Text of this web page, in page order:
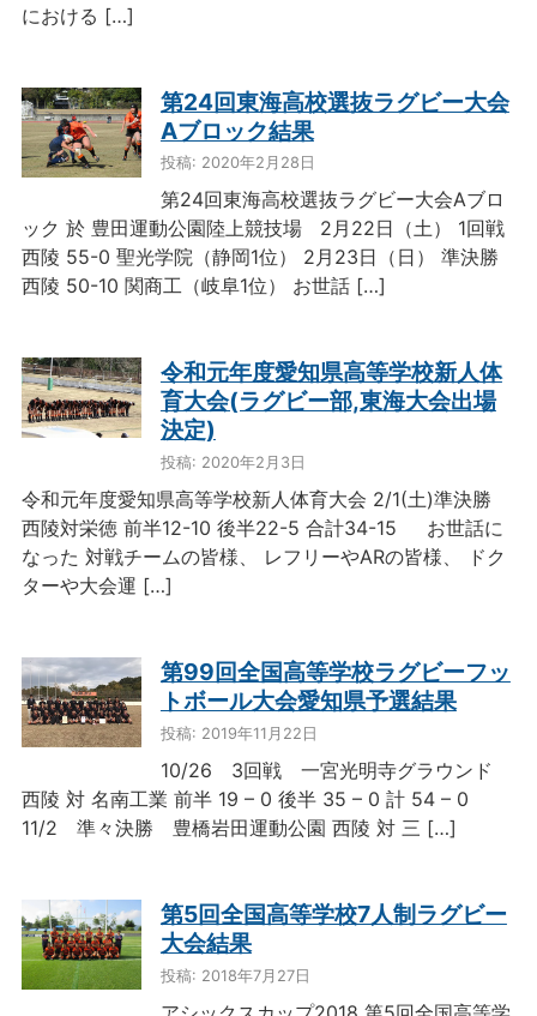
における […]
第24回東海高校選抜ラグビー大会
Aブロック結果
投稿: 2020年2月28日
第24回東海高校選抜ラグビー大会Aブロ
ック 於 豊田運動公園陸上競技場 2月22日（土） 1回戦
西陵 55-0 聖光学院（静岡1位） 2月23日（日） 準決勝
西陵 50-10 関商工（岐阜1位） お世話 […]
令和元年度愛知県高等学校新人体
育大会(ラグビー部,東海大会出場
決定)
投稿: 2020年2月3日
令和元年度愛知県高等学校新人体育大会 2/1(土)準決勝
西陵対栄徳 前半12-10 後半22-5 合計34-15 お世話に
なった 対戦チームの皆様、 レフリーやARの皆様、 ドク
ターや大会運 […]
第99回全国高等学校ラグビーフッ
トボール大会愛知県予選結果
投稿: 2019年11月22日
10/26 3回戦 一宮光明寺グラウンド
西陵 対 名南工業 前半 19 – 0 後半 35 – 0 計 54 – 0
11/2 準々決勝 豊橋岩田運動公園 西陵 対 三 […]
第5回全国高等学校7人制ラグビー
大会結果
投稿: 2018年7月27日